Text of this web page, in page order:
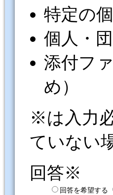
特定の
個人・
添付フ
め）
※は入力
ていない
回答※
回答を希望する